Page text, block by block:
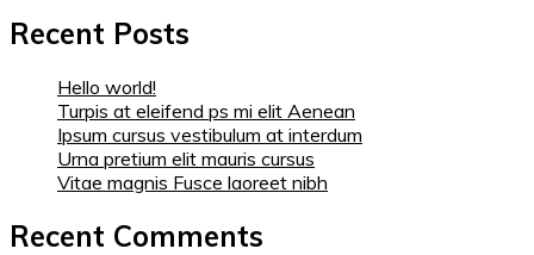
Recent Posts
Hello world!
Turpis at eleifend ps mi elit Aenean
Ipsum cursus vestibulum at interdum
Urna pretium elit mauris cursus
Vitae magnis Fusce laoreet nibh
Recent Comments